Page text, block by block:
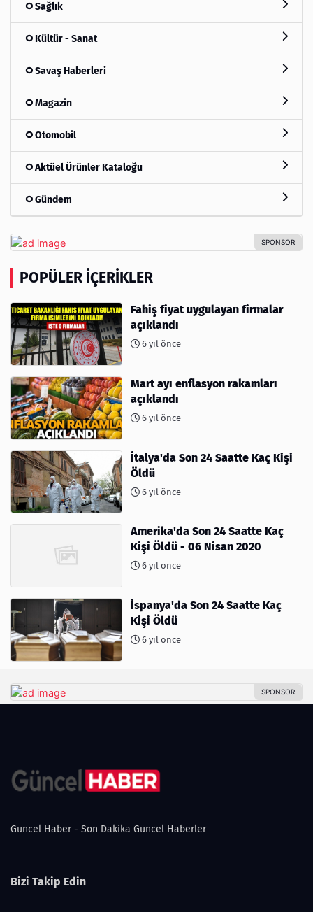
Sağlık
Kültür - Sanat
Savaş Haberleri
Magazin
Otomobil
Aktüel Ürünler Kataloğu
Gündem
POPÜLER İÇERIKLER
Fahiş fiyat uygulayan firmalar
açıklandı
6 yıl önce
Mart ayı enflasyon rakamları
açıklandı
6 yıl önce
İtalya'da Son 24 Saatte Kaç Kişi
Öldü
6 yıl önce
Amerika'da Son 24 Saatte Kaç
Kişi Öldü - 06 Nisan 2020
6 yıl önce
İspanya'da Son 24 Saatte Kaç
Kişi Öldü
6 yıl önce
Guncel Haber - Son Dakika Güncel Haberler
Bizi Takip Edin